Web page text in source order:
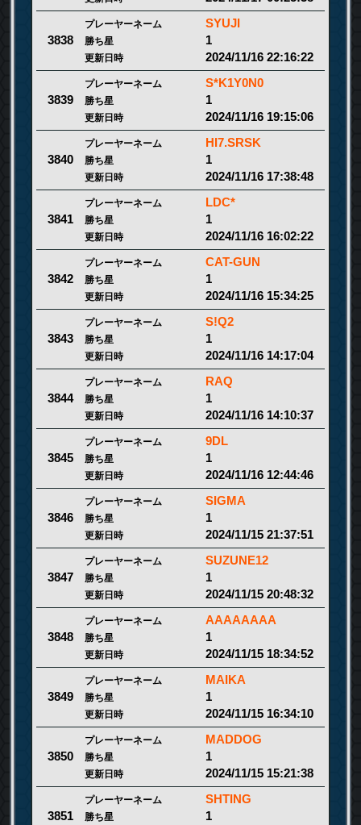
3838
プレーヤーネーム SYUJI
勝ち星 1
更新日時 2024/11/16 22:16:22
3839
プレーヤーネーム S*K1Y0N0
勝ち星 1
更新日時 2024/11/16 19:15:06
3840
プレーヤーネーム HI7.SRSK
勝ち星 1
更新日時 2024/11/16 17:38:48
3841
プレーヤーネーム LDC*
勝ち星 1
更新日時 2024/11/16 16:02:22
3842
プレーヤーネーム CAT-GUN
勝ち星 1
更新日時 2024/11/16 15:34:25
3843
プレーヤーネーム S!Q2
勝ち星 1
更新日時 2024/11/16 14:17:04
3844
プレーヤーネーム RAQ
勝ち星 1
更新日時 2024/11/16 14:10:37
3845
プレーヤーネーム 9DL
勝ち星 1
更新日時 2024/11/16 12:44:46
3846
プレーヤーネーム SIGMA
勝ち星 1
更新日時 2024/11/15 21:37:51
3847
プレーヤーネーム SUZUNE12
勝ち星 1
更新日時 2024/11/15 20:48:32
3848
プレーヤーネーム AAAAAAAA
勝ち星 1
更新日時 2024/11/15 18:34:52
3849
プレーヤーネーム MAIKA
勝ち星 1
更新日時 2024/11/15 16:34:10
3850
プレーヤーネーム MADDOG
勝ち星 1
更新日時 2024/11/15 15:21:38
3851
プレーヤーネーム SHTING
勝ち星 1